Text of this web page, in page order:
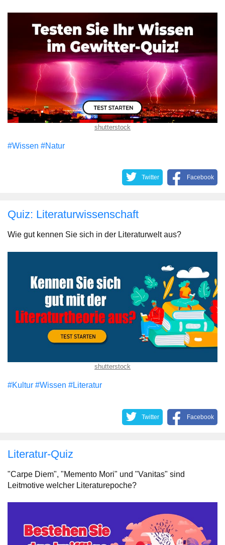
shutterstock
#Wissen #Natur
Twitter Facebook
Quiz: Literaturwissenschaft
Wie gut kennen Sie sich in der Literaturwelt aus?
shutterstock
#Kultur #Wissen #Literatur
Twitter Facebook
Literatur-Quiz
"Carpe Diem", "Memento Mori" und "Vanitas" sind
Leitmotive welcher Literaturepoche?